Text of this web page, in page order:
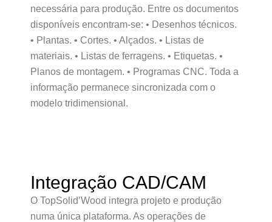
necessária para produção. Entre os documentos
disponíveis encontram-se: • Desenhos técnicos.
• Plantas. • Cortes. • Alçados. • Listas de
materiais. • Listas de ferragens. • Etiquetas. •
Planos de montagem. • Programas CNC. Toda a
informação permanece sincronizada com o
modelo tridimensional.
Integração CAD/CAM
O TopSolid’Wood integra projeto e produção
numa única plataforma. As operações de